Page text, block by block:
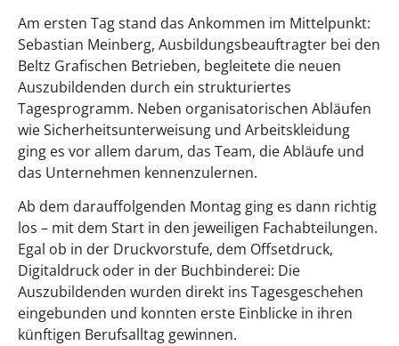
Am ersten Tag stand das Ankommen im Mittelpunkt:
Sebastian Meinberg, Ausbildungsbeauftragter bei den
Beltz Grafischen Betrieben, begleitete die neuen
Auszubildenden durch ein strukturiertes
Tagesprogramm. Neben organisatorischen Abläufen
wie Sicherheitsunterweisung und Arbeitskleidung
ging es vor allem darum, das Team, die Abläufe und
das Unternehmen kennenzulernen.
Ab dem darauffolgenden Montag ging es dann richtig
los – mit dem Start in den jeweiligen Fachabteilungen.
Egal ob in der Druckvorstufe, dem Offsetdruck,
Digitaldruck oder in der Buchbinderei: Die
Auszubildenden wurden direkt ins Tagesgeschehen
eingebunden und konnten erste Einblicke in ihren
künftigen Berufsalltag gewinnen.